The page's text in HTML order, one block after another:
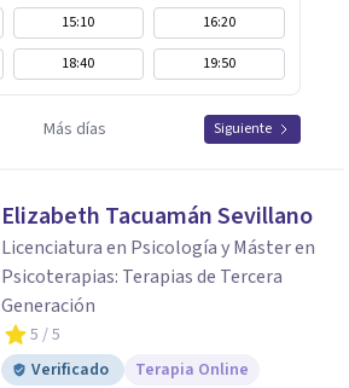
15:10
16:20
18:40 19:50
Más días Siguiente
Elizabeth Tacuamán Sevillano
Licenciatura en Psicología y Máster en
Psicoterapias: Terapias de Tercera
Generación
5 / 5
Verificado
Terapia Online